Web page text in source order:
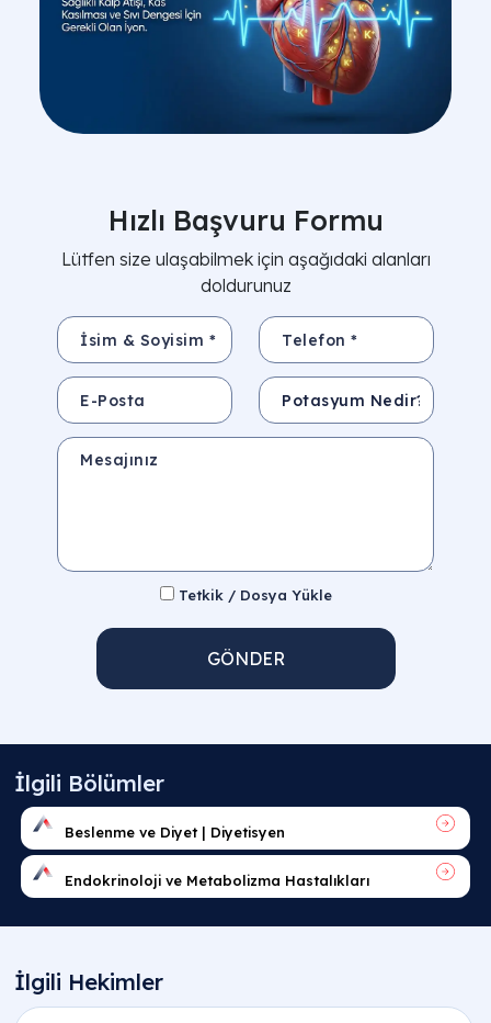
Hızlı Başvuru Formu
Lütfen size ulaşabilmek için aşağıdaki alanları
doldurunuz
İsim & Soyisim * Telefon *
E-Posta Konu
Mesajınız
Tetkik / Dosya Yükle
GÖNDER